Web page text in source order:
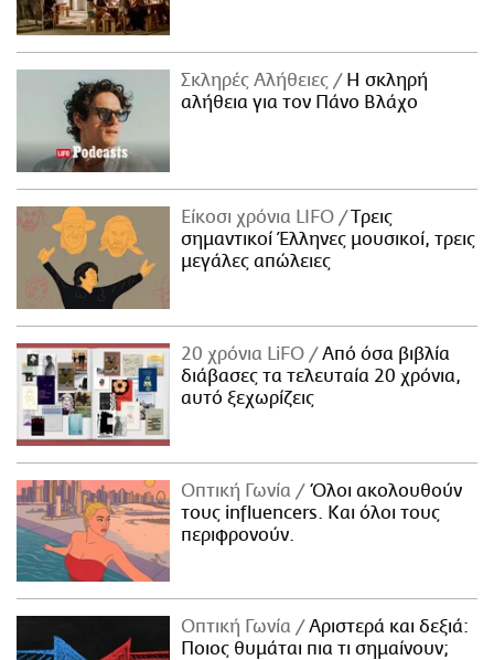
Σκληρές Αλήθειες
H σκληρή
αλήθεια για τον Πάνο Βλάχο
Είκοσι χρόνια LIFO
Tρεις
σημαντικοί Έλληνες μουσικοί, τρεις
μεγάλες απώλειες
20 χρόνια LiFO
Από όσα βιβλία
διάβασες τα τελευταία 20 χρόνια,
αυτό ξεχωρίζεις
Οπτική Γωνία
Όλοι ακολουθούν
τους influencers. Και όλοι τους
περιφρονούν.
Οπτική Γωνία
Αριστερά και δεξιά:
Ποιος θυμάται πια τι σημαίνουν;